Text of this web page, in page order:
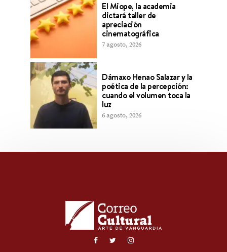
El Miope, la academia
dictará taller de
apreciación
cinematográfica
7 agosto, 2026
Dámaxo Henao Salazar y la
poética de la percepción:
cuando el volumen toca la
luz
6 agosto, 2026